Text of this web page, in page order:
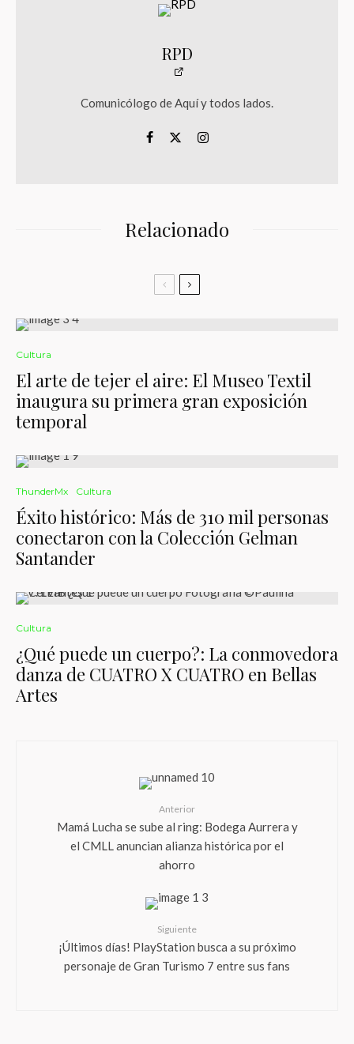
RPD
Comunicólogo de Aquí y todos lados.
Relacionado
Cultura
El arte de tejer el aire: El Museo Textil
inaugura su primera gran exposición
temporal
ThunderMx Cultura
Éxito histórico: Más de 310 mil personas
conectaron con la Colección Gelman
Santander
Cultura
¿Qué puede un cuerpo?: La conmovedora
danza de CUATRO X CUATRO en Bellas
Artes
Anterior
Mamá Lucha se sube al ring: Bodega Aurrera y
el CMLL anuncian alianza histórica por el
ahorro
Siguiente
¡Últimos días! PlayStation busca a su próximo
personaje de Gran Turismo 7 entre sus fans